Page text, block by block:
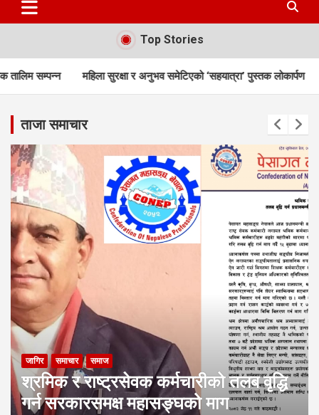
Top Stories
समेटिएको ‘सहयात्रा’ पुस्तक लोकार्पण भुमिसुधारको विकल्प भुमि वैंक हुनै सक्दैन
ताजा समाचार
विविध समाचार समाज सुरक्षा/अपराध/दुर्घटना
महिला सुरक्षा दबाव समूहद्वारा महिला हिंसा र
मनोपरामर्श विषयक तालिम सम्पन्न